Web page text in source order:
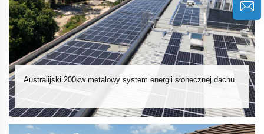
Australijski 200kw metalowy system energii słonecznej dachu